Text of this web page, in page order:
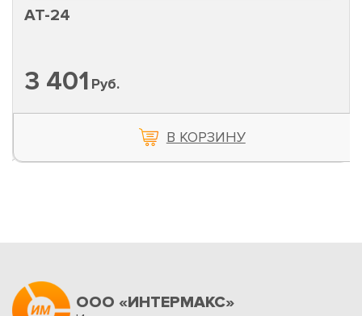
AT-24
3 401 Руб.
В КОРЗИНУ
ООО «ИНТЕРМАКС»